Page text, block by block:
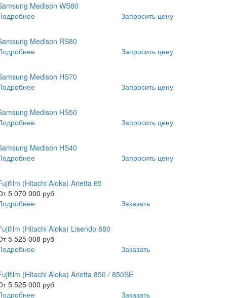
Medison WS80
Запросить цену
Medison RS80
Запросить цену
Medison HS70
Запросить цену
Medison HS50
Запросить цену
Medison HS40
Запросить цену
(Hitachi Aloka) Arietta 65
5 070 000 руб
Заказать
(Hitachi Aloka) Lisendo 880
5 525 008 руб
Заказать
(Hitachi Aloka) Arietta 850 / 850SE
5 525 000 руб
Заказать